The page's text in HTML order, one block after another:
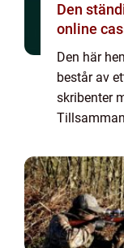
Den
online
Den här
består av
skribenter
massa